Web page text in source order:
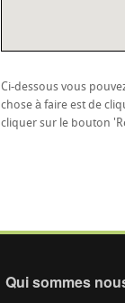
Ci-dessous vous
chose à faire est de
cliquer sur le bouton
Qui sommes